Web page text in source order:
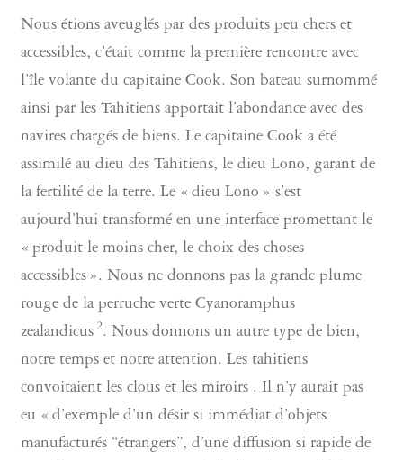
Nous étions aveuglés par des produits peu chers et
accessibles, c’était comme la première rencontre avec
l’île volante du capitaine Cook. Son bateau surnommé
ainsi par les Tahitiens apportait l’abondance avec des
navires chargés de biens. Le capitaine Cook a été
assimilé au dieu des Tahitiens, le dieu Lono, garant de
la fertilité de la terre. Le « dieu Lono » s’est
aujourd’hui transformé en une interface promettant le
« produit le moins cher, le choix des choses
accessibles ». Nous ne donnons pas la grande plume
rouge de la perruche verte Cyanoramphus
zealandicus 2. Nous donnons un autre type de bien,
notre temps et notre attention. Les tahitiens
convoitaient les clous et les miroirs . Il n’y aurait pas
eu « d’exemple d’un désir si immédiat d’objets
manufacturés “étrangers”, d’une diffusion si rapide de